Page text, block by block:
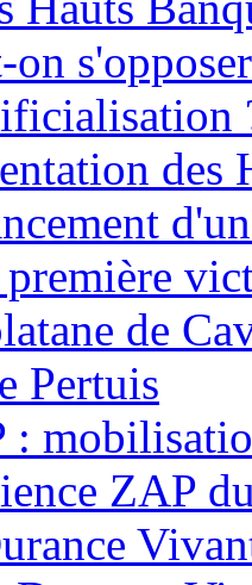
on
des
de
Pertuis
:
ZAP